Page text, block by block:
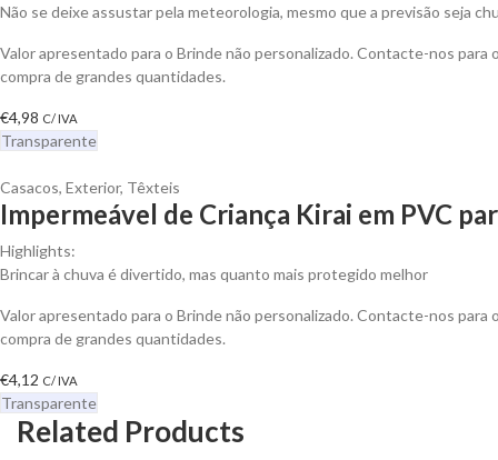
Não se deixe assustar pela meteorologia, mesmo que a previsão seja
Valor apresentado para o Brinde não personalizado. Contacte-nos para
compra de grandes quantidades.
€4,98 C/ IVA
Transparente
Casacos, Exterior, Têxteis
Impermeável de Criança Kirai em PVC
Highlights:
Brincar à chuva é divertido, mas quanto mais protegido melhor
Valor apresentado para o Brinde não personalizado. Contacte-nos para
compra de grandes quantidades.
€4,12 C/ IVA
Transparente
Related Products